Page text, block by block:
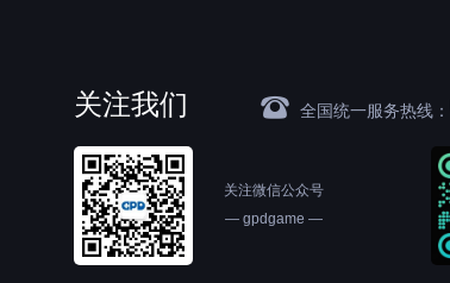
关注我们 뀰 全国统一服务热线：
关注微信公众号
— gpdgame —